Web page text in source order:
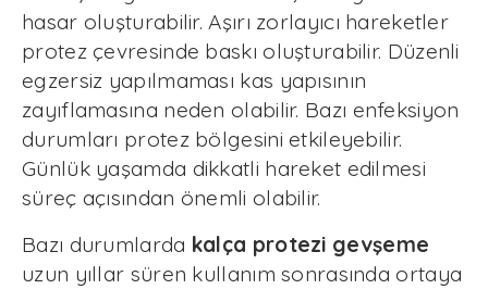
hasar oluşturabilir. Aşırı zorlayıcı hareketler
protez çevresinde baskı oluşturabilir. Düzenli
egzersiz yapılmaması kas yapısının
zayıflamasına neden olabilir. Bazı enfeksiyon
durumları protez bölgesini etkileyebilir.
Günlük yaşamda dikkatli hareket edilmesi
süreç açısından önemli olabilir.
Bazı durumlarda kalça protezi gevşeme
uzun yıllar süren kullanım sonrasında ortaya